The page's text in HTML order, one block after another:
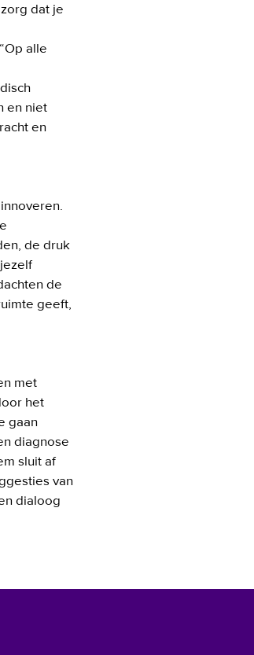
dat je
alle
en niet
en
de druk
de
geeft,
met
het
gaan
diagnose
sluit af
van
dialoog